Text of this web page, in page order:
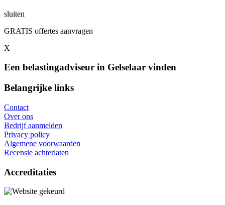
sluiten
GRATIS offertes aanvragen
X
Een belastingadviseur in Gelselaar vinden
Belangrijke links
Contact
Over ons
Bedrijf aanmelden
Privacy policy
Algemene voorwaarden
Recensie achterlaten
Accreditaties